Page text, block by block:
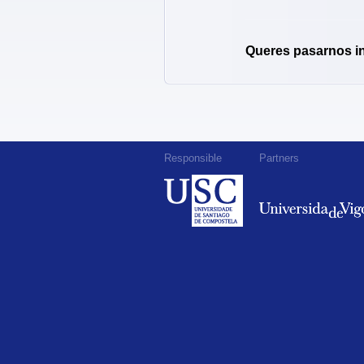
Queres pasarnos
Responsible Partners